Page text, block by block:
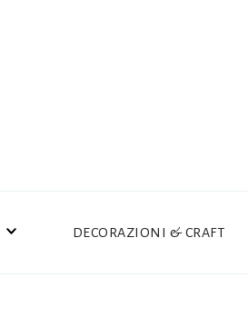
DECORAZIONI & CRAFT